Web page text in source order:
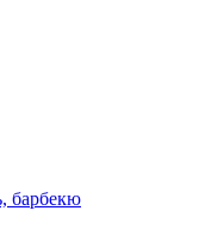
барбекю